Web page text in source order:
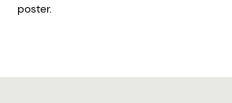
poster.